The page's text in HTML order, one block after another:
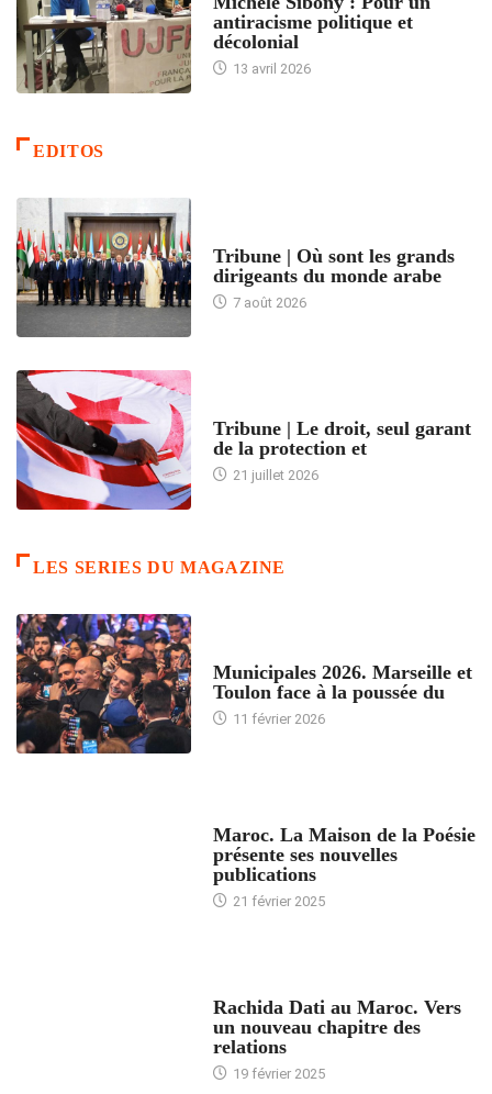
antiracisme politique et
décolonial
13 avril 2026
EDITOS
Tribune | Où sont les grands
dirigeants du monde arabe
7 août 2026
Tribune | Le droit, seul garant
de la protection et
21 juillet 2026
LES SERIES DU MAGAZINE
Municipales 2026. Marseille et
Toulon face à la poussée du
11 février 2026
Maroc. La Maison de la Poésie
présente ses nouvelles
publications
21 février 2025
Rachida Dati au Maroc. Vers
un nouveau chapitre des
relations
19 février 2025